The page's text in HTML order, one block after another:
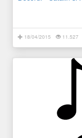
18/04/2015 11.527